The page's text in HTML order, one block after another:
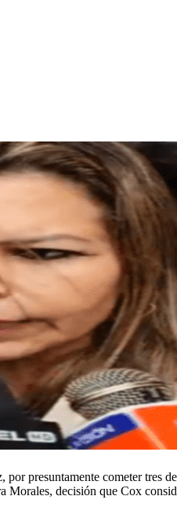
presuntamente cometer tres
Morales, decisión que Cox